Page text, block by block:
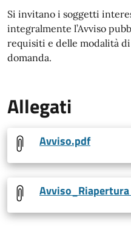
Si invitano i soggetti
integralmente l’Avviso
requisiti e delle modalità
domanda.
Allegati
Avviso.pdf